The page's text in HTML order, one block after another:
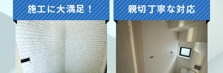
とにしました。
納得のいくプランを
ご提案してください
ました。
施工に大満足！ 親切丁寧な対応